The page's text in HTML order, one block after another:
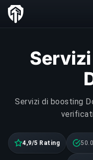
Servizi di boosting
4,9/5 Rating